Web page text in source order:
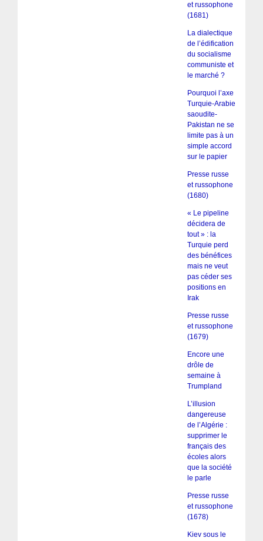
et russophone
(1681)
La dialectique
de l’édification
du socialisme
communiste et
le marché ?
Pourquoi l’axe
Turquie-Arabie
saoudite-
Pakistan ne se
limite pas à un
simple accord
sur le papier
Presse russe
et russophone
(1680)
« Le pipeline
décidera de
tout » : la
Turquie perd
des bénéfices
mais ne veut
pas céder ses
positions en
Irak
Presse russe
et russophone
(1679)
Encore une
drôle de
semaine à
Trumpland
L’illusion
dangereuse
de l’Algérie :
supprimer le
français des
écoles alors
que la société
le parle
Presse russe
et russophone
(1678)
Kiev sous le